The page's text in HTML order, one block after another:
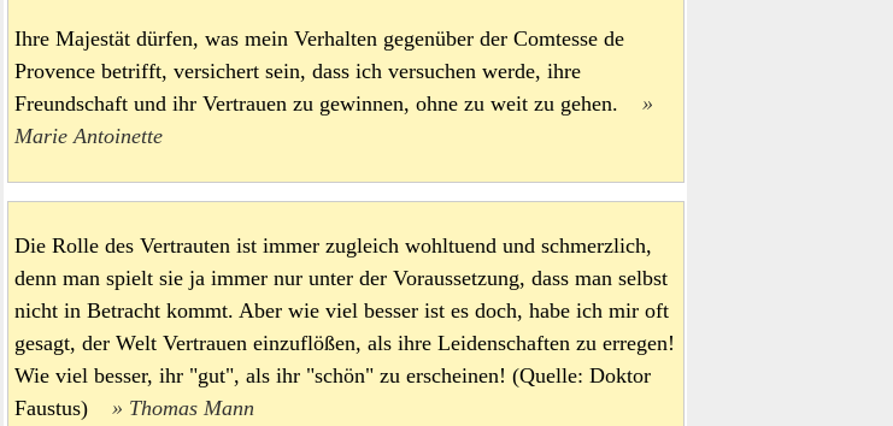
Ihre Majestät dürfen, was mein Verhalten gegenüber der Comtesse de
Provence betrifft, versichert sein, dass ich versuchen werde, ihre
Freundschaft und ihr Vertrauen zu gewinnen, ohne zu weit zu gehen.
Marie Antoinette
Die Rolle des Vertrauten ist immer zugleich wohltuend und schmerzlich,
denn man spielt sie ja immer nur unter der Voraussetzung, dass man selbst
nicht in Betracht kommt. Aber wie viel besser ist es doch, habe ich mir oft
gesagt, der Welt Vertrauen einzuflößen, als ihre Leidenschaften zu erregen!
Wie viel besser, ihr "gut", als ihr "schön" zu erscheinen! (Quelle: Doktor
Faustus)
Thomas Mann